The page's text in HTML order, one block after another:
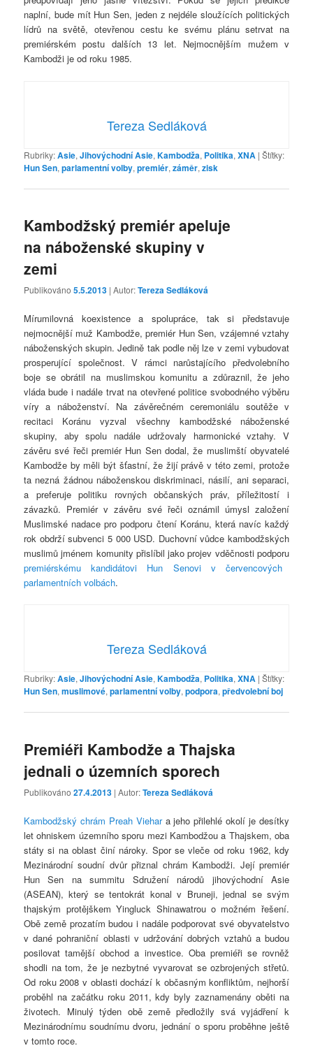
naplní, bude mít Hun Sen, jeden z nejdéle sloužících politických
lídrů na světě, otevřenou cestu ke svému plánu setrvat na
premiérském postu dalších 13 let. Nejmocnějším mužem v
Kambodži je od roku 1985.
Tereza Sedláková
Rubriky:Asie,Jihovýchodní Asie,Kambodža, Politika,XNA |Štítky:
Hun Sen,parlamentní volby,premiér,záměr,zisk
Kambodžský premiér apeluje
na náboženské skupiny v
zemi
Publikováno5.5.2013 | Autor:Tereza Sedláková
Mírumilovná koexistence a spolupráce, tak si představuje
nejmocnější muž Kambodže, premiér Hun Sen, vzájemné vztahy
náboženských skupin. Jedině tak podle něj lze v zemi vybudovat
prosperující společnost. V rámci narůstajícího předvolebního
boje se obrátil na muslimskou komunitu a zdůraznil, že jeho
vláda bude i nadále trvat na otevřené politice svobodného výběru
víry a náboženství. Na závěrečném ceremoniálu soutěže v
recitaci Koránu vyzval všechny kambodžské náboženské
skupiny, aby spolu nadále udržovaly harmonické vztahy. V
závěru své řeči premiér Hun Sen dodal, že muslimští obyvatelé
Kambodže by měli být šťastní, že žijí právě v této zemi, protože
ta nezná žádnou náboženskou diskriminaci, násilí, ani separaci,
a preferuje politiku rovných občanských práv, příležitostí i
závazků. Premiér v závěru své řeči oznámil úmysl založení
Muslimské nadace pro podporu čtení Koránu, která navíc každý
rok obdrží subvenci 5 000 USD. Duchovní vůdce kambodžských
muslimů jménem komunity přislíbil jako projev vděčnosti podporu
premiérskému kandidátovi Hun Senovi v červencových
parlamentních volbách.
Tereza Sedláková
Rubriky:Asie,Jihovýchodní Asie,Kambodža, Politika,XNA |Štítky:
Hun Sen,muslimové,parlamentní volby,podpora,předvolební boj
Premiéři Kambodže a Thajska
jednali o územních sporech
Publikováno27.4.2013 | Autor:Tereza Sedláková
Kambodžský chrám Preah Viehara jeho přilehlé okolí je desítky
let ohniskem územního sporu mezi Kambodžou a Thajskem, oba
státy si na oblast činí nároky. Spor se vleče od roku 1962, kdy
Mezinárodní soudní dvůr přiznal chrám Kambodži. Její premiér
Hun Sen na summitu Sdružení národů jihovýchodní Asie
(ASEAN), který se tentokrát konal v Bruneji, jednal se svým
thajským protějškem Yingluck Shinawatrou o možném řešení.
Obě země prozatím budou i nadále podporovat své obyvatelstvo
v dané pohraniční oblasti v udržování dobrých vztahů a budou
posilovat tamější obchod a investice. Oba premiéři se rovněž
shodli na tom, že je nezbytné vyvarovat se ozbrojených střetů.
Od roku 2008 v oblasti dochází k občasným konfliktům, nejhorší
proběhl na začátku roku 2011, kdy byly zaznamenány oběti na
životech. Minulý týden obě země předložily svá vyjádření k
Mezinárodnímu soudnímu dvoru, jednání o sporu proběhne ještě
v tomto roce.